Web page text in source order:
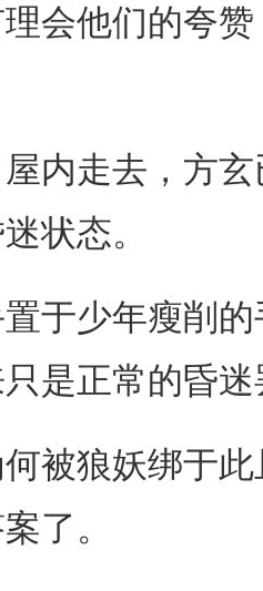
他们的夸赞
走去，方玄
状态。
少年瘦削的
是正常的昏
狼妖绑于此
了。